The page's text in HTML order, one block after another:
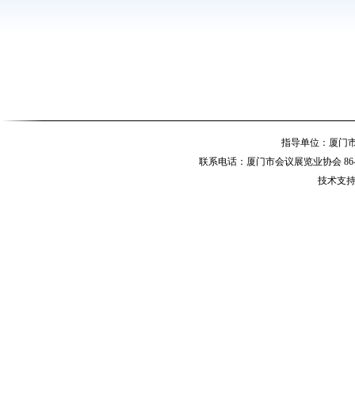
指导单位：厦
联系电话：厦门市会议展览业协会
技术支